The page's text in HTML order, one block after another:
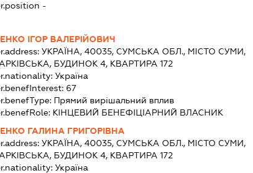
-
ІГОР ВАЛЕРІЙОВИЧ
УКРАЇНА, 40035, СУМСЬКА ОБЛ., МІСТО СУМИ,
БУДИНОК 4, КВАРТИРА 172
Україна
67
Прямий вирішальний вплив
КІНЦЕВИЙ БЕНЕФІЦІАРНИЙ ВЛАСНИК
ГАЛИНА ГРИГОРІВНА
УКРАЇНА, 40035, СУМСЬКА ОБЛ., МІСТО СУМИ,
БУДИНОК 4, КВАРТИРА 172
Україна